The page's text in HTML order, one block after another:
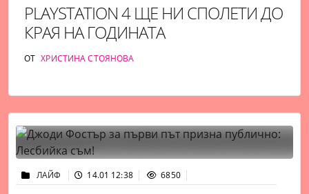
PLAYSTATION 4 ЩЕ НИ СПОЛЕТИ ДО
КРАЯ НА ГОДИНАТА
ОТ ХРИСТИНА СТОЯНОВА
ЛАЙФ 14.01 12:38 6850